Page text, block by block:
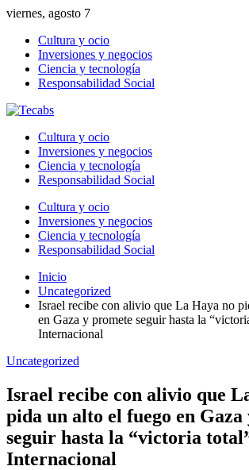
viernes, agosto 7
Cultura y ocio
Inversiones y negocios
Ciencia y tecnología
Responsabilidad Social
Cultura y ocio
Inversiones y negocios
Ciencia y tecnología
Responsabilidad Social
Cultura y ocio
Inversiones y negocios
Ciencia y tecnología
Responsabilidad Social
Inicio
Uncategorized
Israel recibe con alivio que La Haya no
en Gaza y promete seguir hasta la
Internacional
Uncategorized
Israel recibe con alivio que
pida un alto el fuego en Gaza
seguir hasta la “victoria
Internacional